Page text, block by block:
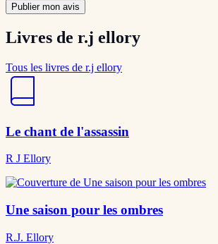
Publier mon avis
Livres de r.j ellory
Tous les livres de r.j ellory
Le chant de l'assassin
R J Ellory
Une saison pour les ombres
R.J. Ellory